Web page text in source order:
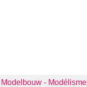
Modelbouw - Modélisme